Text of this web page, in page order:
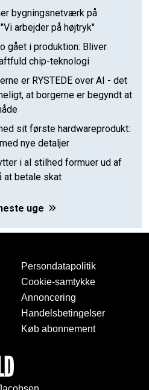
bygningsnetværk på
arbejder på højtryk"
gået i produktion: Bliver
chip-teknologi
er RYSTEDE over AI - det
at borgerne er begyndt at
sit første hardwareprodukt:
nye detaljer
i al stilhed formuer ud af
at betale skat
uge
Persondatapolitik
Cookie-samtykke
Annoncering
Handelsbetingelser
Køb abonnement